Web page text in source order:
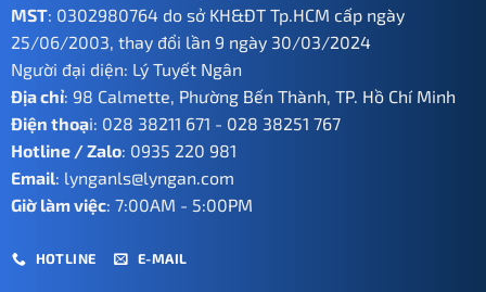
MST: 0302980764 do sở KH&ĐT Tp.HCM cấp ngày
25/06/2003, thay đổi lần 9 ngày 30/03/2024
Người đại diện: Lý Tuyết Ngân
Địa chỉ: 98 Calmette, Phường Bến Thành, TP. Hồ Chí Minh
Điện thoại: 028 38211 671 - 028 38251 767
Hotline / Zalo: 0935 220 981
Email: lynganls@lyngan.com
Giờ làm việc: 7:00AM - 5:00PM
HOTLINE E-MAIL